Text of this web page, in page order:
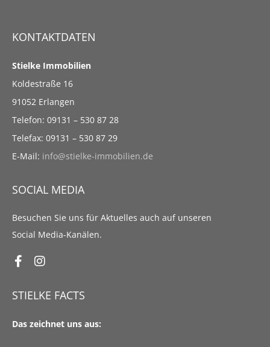
KONTAKTDATEN
Stielke Immobilien
Koldestraße 16
91052 Erlangen
Telefon: 09131 – 530 87 28
Telefax: 09131 – 530 87 29
E-Mail: info@stielke-immobilien.de
SOCIAL MEDIA
Besuchen Sie uns für Aktuelles auch auf unseren
Social Media-Kanälen.
STIELKE FACTS
Das zeichnet uns aus: